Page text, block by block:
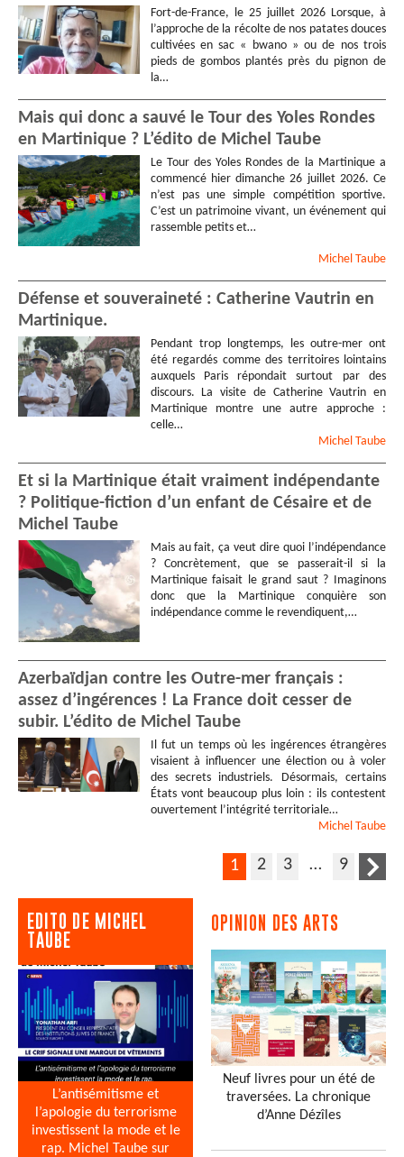
Fort-de-France, le 25 juillet 2026 Lorsque, à
l’approche de la récolte de nos patates douces
cultivées en sac « bwano » ou de nos trois
pieds de gombos plantés près du pignon de
la…
Mais qui donc a sauvé le Tour des Yoles Rondes
en Martinique ? L’édito de Michel Taube
Le Tour des Yoles Rondes de la Martinique a
commencé hier dimanche 26 juillet 2026. Ce
n’est pas une simple compétition sportive.
C’est un patrimoine vivant, un événement qui
rassemble petits et…
Michel Taube
Défense et souveraineté : Catherine Vautrin en
Martinique.
Pendant trop longtemps, les outre-mer ont
été regardés comme des territoires lointains
auxquels Paris répondait surtout par des
discours. La visite de Catherine Vautrin en
Martinique montre une autre approche :
celle…
Michel Taube
Et si la Martinique était vraiment indépendante
? Politique-fiction d’un enfant de Césaire et de
Michel Taube
Mais au fait, ça veut dire quoi l’indépendance
? Concrètement, que se passerait-il si la
Martinique faisait le grand saut ? Imaginons
donc que la Martinique conquière son
indépendance comme le revendiquent,…
Azerbaïdjan contre les Outre-mer français :
assez d’ingérences ! La France doit cesser de
subir. L’édito de Michel Taube
Il fut un temps où les ingérences étrangères
visaient à influencer une élection ou à voler
des secrets industriels. Désormais, certains
États vont beaucoup plus loin : ils contestent
ouvertement l’intégrité territoriale…
Michel Taube
1 2 3 … 9
EDITO DE MICHEL
TAUBE
L’antisémitisme et
l’apologie du terrorisme
investissent la mode et le
rap. Michel Taube sur
OPINION DES ARTS
Neuf livres pour un été de
traversées. La chronique
d’Anne Dézîles